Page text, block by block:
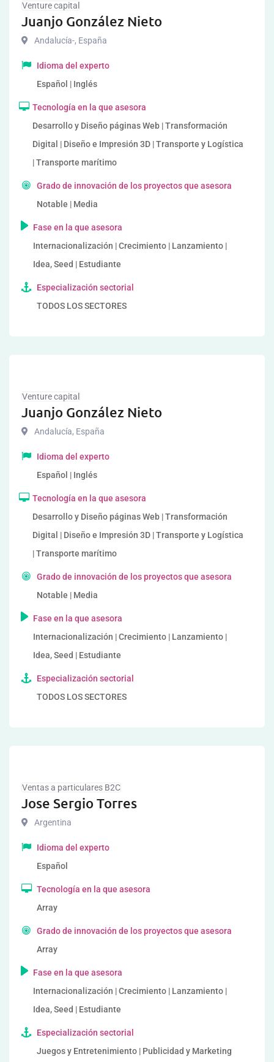
Venture capital
Juanjo González Nieto
Andalucía-, España
Idioma del experto
Español | Inglés
Tecnología en la que asesora
Desarrollo y Diseño páginas Web | Transformación
Digital | Diseño e Impresión 3D | Transporte y Logística
| Transporte marítimo
Grado de innovación de los proyectos que asesora
Notable | Media
Fase en la que asesora
Internacionalización | Crecimiento | Lanzamiento |
Idea, Seed | Estudiante
Especialización sectorial
TODOS LOS SECTORES
Venture capital
Juanjo González Nieto
Andalucía, España
Idioma del experto
Español | Inglés
Tecnología en la que asesora
Desarrollo y Diseño páginas Web | Transformación
Digital | Diseño e Impresión 3D | Transporte y Logística
| Transporte marítimo
Grado de innovación de los proyectos que asesora
Notable | Media
Fase en la que asesora
Internacionalización | Crecimiento | Lanzamiento |
Idea, Seed | Estudiante
Especialización sectorial
TODOS LOS SECTORES
Ventas a particulares B2C
Jose Sergio Torres
Argentina
Idioma del experto
Español
Tecnología en la que asesora
Array
Grado de innovación de los proyectos que asesora
Array
Fase en la que asesora
Internacionalización | Crecimiento | Lanzamiento |
Idea, Seed | Estudiante
Especialización sectorial
Juegos y Entretenimiento | Publicidad y Marketing